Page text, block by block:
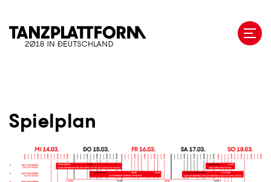
Inhalt
Spielplan